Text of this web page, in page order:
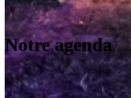
Notre agenda